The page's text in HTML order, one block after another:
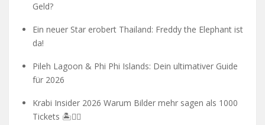
Geld?
Ein neuer Star erobert Thailand: Freddy the Elephant ist
da!
Pileh Lagoon & Phi Phi Islands: Dein ultimativer Guide
für 2026
Krabi Insider 2026 Warum Bilder mehr sagen als 1000
Tickets 🏝️🧗‍♂️